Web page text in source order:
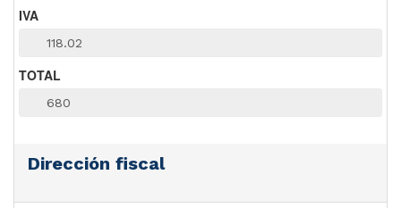
IVA
TOTAL
Dirección fiscal